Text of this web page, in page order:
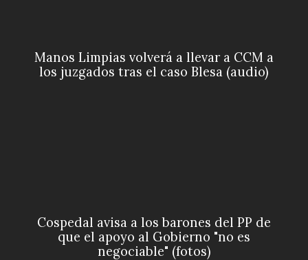
Manos Limpias volverá a llevar a CCM a
los juzgados tras el caso Blesa (audio)
Cospedal avisa a los barones del PP de
que el apoyo al Gobierno "no es
negociable" (fotos)